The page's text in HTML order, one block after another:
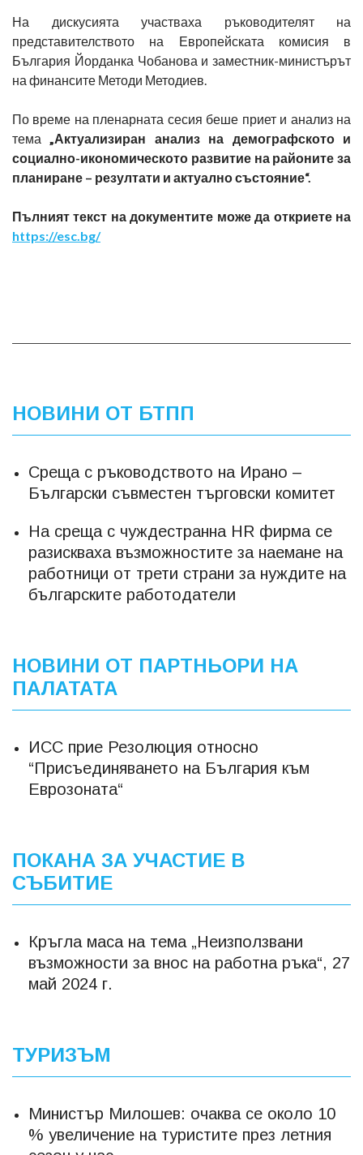
На дискусията участваха ръководителят на
представителството на Европейската комисия в
България Йорданка Чобанова и заместник-министърът
на финансите Методи Методиев.
По време на пленарната сесия беше приет и анализ на
тема„Актуализиран анализ на демографското и
социално-икономическото развитие на районите за
планиране – резултати и актуално състояние“.
Пълният текст на документите може да откриете на
https://esc.bg/
НОВИНИ ОТ БТПП
Среща с ръководството на Ирано –
Български съвместен търговски комитет
На среща с чуждестранна HR фирма се
разискваха възможностите за наемане на
работници от трети страни за нуждите на
българските работодатели
НОВИНИ ОТ ПАРТНЬОРИ НА
ПАЛАТАТА
ИСС прие Резолюция относно
“Присъединяването на България към
Еврозоната“
ПОКАНА ЗА УЧАСТИЕ В
СЪБИТИЕ
Кръгла маса на тема „Неизползвани
възможности за внос на работна ръка“, 27
май 2024 г.
ТУРИЗЪМ
Министър Милошев: очаква се около 10
% увеличение на туристите през летния